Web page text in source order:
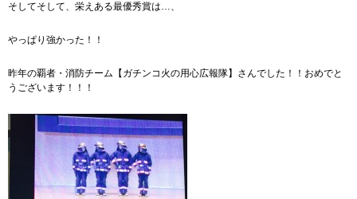
そしてそして、栄えある最優秀賞は…、
やっぱり強かった！！
昨年の覇者・消防チーム【ガチンコ火の用心広報隊】さんでした！！おめでと
うございます！！！